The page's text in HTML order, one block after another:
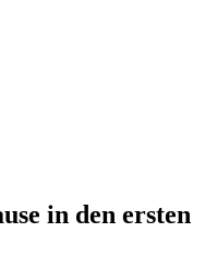
in den ersten